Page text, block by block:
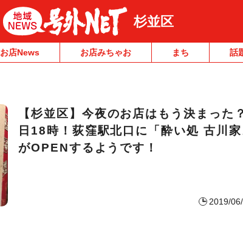
杉並区
お店News お店みちゃお まち 話
【杉並区】今夜のお店はもう決まった
日18時！荻窪駅北口に「酔い処 古川家
がOPENするようです！
2019/